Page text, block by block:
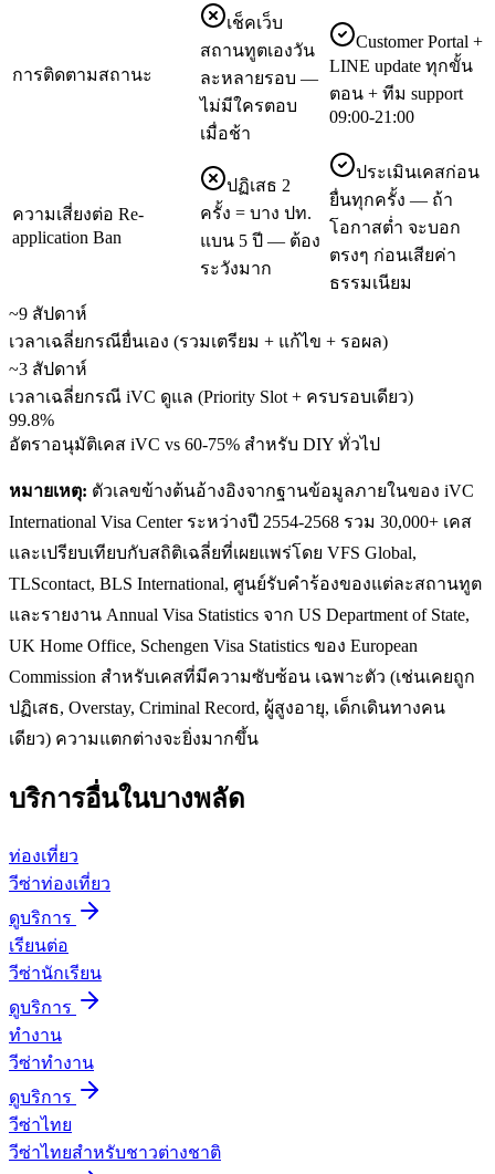
การติดตามสถานะ
เช็คเว็บ
สถานทูตเองวัน
ละหลายรอบ —
ไม่มีใครตอบ
เมื่อช้า
Customer Portal +
LINE update ทุกขั้น
ตอน + ทีม support
09:00-21:00
ความเสี่ยงต่อ Re-
application Ban
ปฏิเสธ 2
ครั้ง = บาง ปท.
แบน 5 ปี — ต้อง
ระวังมาก
ประเมินเคสก่อน
ยื่นทุกครั้ง — ถ้า
โอกาสต่ำ จะบอก
ตรงๆ ก่อนเสียค่า
ธรรมเนียม
~9 สัปดาห์
เวลาเฉลี่ยกรณียื่นเอง (รวมเตรียม + แก้ไข + รอผล)
~3 สัปดาห์
เวลาเฉลี่ยกรณี iVC ดูแล (Priority Slot + ครบรอบเดียว)
99.8%
อัตราอนุมัติเคส iVC vs 60-75% สำหรับ DIY ทั่วไป
หมายเหตุ: ตัวเลขข้างต้นอ้างอิงจากฐานข้อมูลภายในของ iVC
International Visa Center ระหว่างปี 2554-2568 รวม 30,000+ เคส
และเปรียบเทียบกับสถิติเฉลี่ยที่เผยแพร่โดย VFS Global,
TLScontact, BLS International, ศูนย์รับคำร้องของแต่ละสถานทูต
และรายงาน Annual Visa Statistics จาก US Department of State,
UK Home Office, Schengen Visa Statistics ของ European
Commission สำหรับเคสที่มีความซับซ้อน เฉพาะตัว (เช่นเคยถูก
ปฏิเสธ, Overstay, Criminal Record, ผู้สูงอายุ, เด็กเดินทางคน
เดียว) ความแตกต่างจะยิ่งมากขึ้น
บริการอื่นในบางพลัด
ท่องเที่ยว
วีซ่าท่องเที่ยว
ดูบริการ
เรียนต่อ
วีซ่านักเรียน
ดูบริการ
ทำงาน
วีซ่าทำงาน
ดูบริการ
วีซ่าไทย
วีซ่าไทยสำหรับชาวต่างชาติ